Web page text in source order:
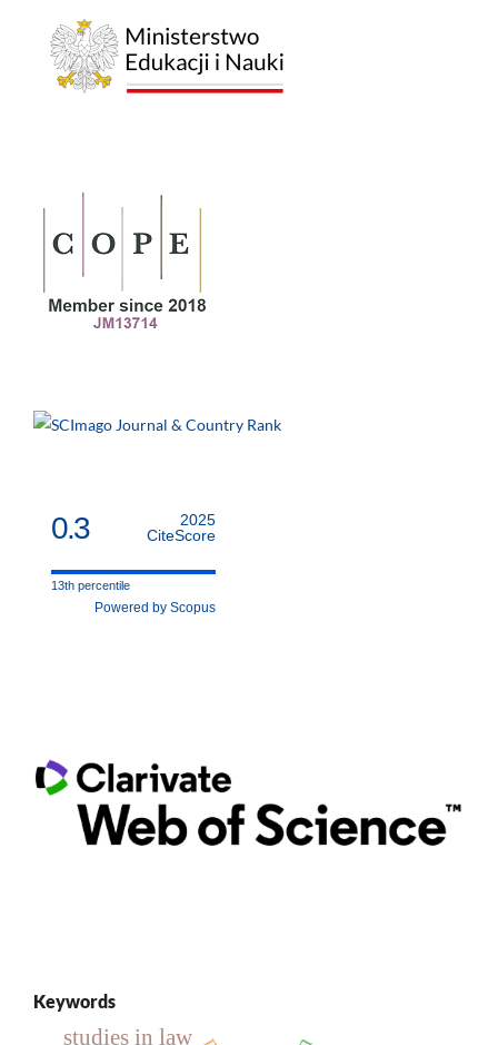
0.3
2025
CiteScore
13th percentile
Powered by Scopus
Keywords
studies in law